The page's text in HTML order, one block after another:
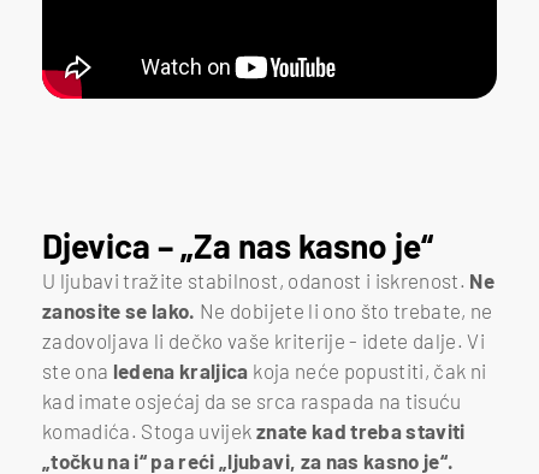
Djevica – „Za nas kasno je“
U ljubavi tražite stabilnost, odanost i iskrenost. Ne
zanosite se lako. Ne dobijete li ono što trebate, ne
zadovoljava li dečko vaše kriterije - idete dalje. Vi
ste ona ledena kraljica koja neće popustiti, čak ni
kad imate osjećaj da se srca raspada na tisuću
komadića. Stoga uvijek znate kad treba staviti
„točku na i“ pa reći „ljubavi, za nas kasno je“.